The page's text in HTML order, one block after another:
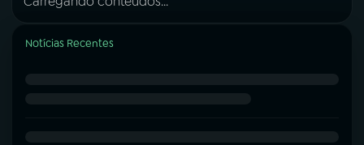
Notícias Recentes